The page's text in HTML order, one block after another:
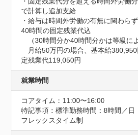
で計算し追加支給
・給与は時間外労働の有無に関わら
40時間の固定残業代込
（30時間分か40時間分かは等級によ
月給50万円の場合、基本給380,950
定残業代119,050円
就業時間
コアタイム：11:00〜16:00
特記事項：標準勤務時間：8時間／日
フレックスタイム制